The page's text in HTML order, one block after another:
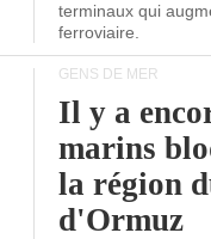
terminaux qui
ferroviaire.
GENS DE MER
Il y a
marins
la région
d'Ormuz